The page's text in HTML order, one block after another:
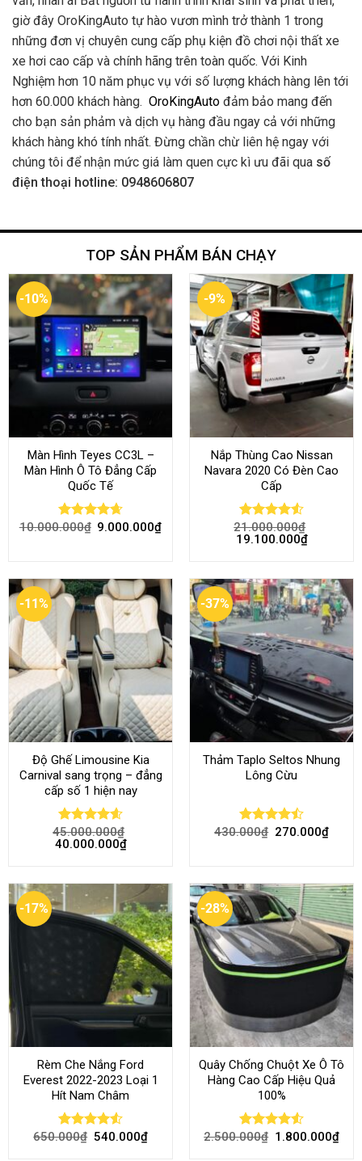
giờ đây OroKingAuto tự hào vươn mình trở thành 1 trong
những đơn vị chuyên cung cấp phụ kiện đồ chơi nội thất xe
xe hơi cao cấp và chính hãng trên toàn quốc. Với Kinh
Nghiệm hơn 10 năm phục vụ với số lượng khách hàng lên tới
hơn 60.000 khách hàng. OroKingAuto đảm bảo mang đến
cho bạn sản phảm và dịch vụ hàng đầu ngay cả với những
khách hàng khó tính nhất. Đừng chần chừ liên hệ ngay với
chúng tôi để nhận mức giá làm quen cực kì ưu đãi qua số
điện thoại hotline: 0948606807
TOP SẢN PHẨM BÁN CHẠY
-10%
Màn Hình Teyes CC3L –
Màn Hình Ô Tô Đẳng Cấp
Quốc Tế
Rated 4.68
10.000.000₫ 9.000.000₫
-9%
Nắp Thùng Cao Nissan
Navara 2020 Có Đèn Cao
Cấp
Rated4.52
out of 5
21.000.000₫
19.100.000₫
-11%
Độ Ghế Limousine Kia
Carnival sang trọng – đẳng
cấp số 1 hiện nay
Rated4.58
out of 5
45.000.000₫
40.000.000₫
-37%
Thảm Taplo Seltos Nhung
Lông Cừu
Rated
430.000₫ 270.000₫
-17%
Rèm Che Nắng Ford
Everest 2022-2023 Loại 1
Hít Nam Châm
Rated4.51
650.000₫ 540.000₫
-28%
Quây Chống Chuột Xe Ô Tô
Hàng Cao Cấp Hiệu Quả
100%
Rated 4.51
2.500.000₫ 1.800.000₫